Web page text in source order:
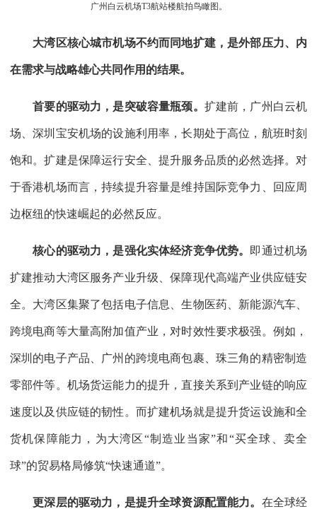
广州白云机场T3航站楼航拍鸟瞰图。
大湾区核心城市机场不约而同地扩建，是外部压力、内
在需求与战略雄心共同作用的结果。
首要的驱动力，是突破容量瓶颈。 扩建前，广州白云机
场、深圳宝安机场的设施利用率，长期处于高位，航班时刻
饱和。扩建是保障运行安全、提升服务品质的必然选择。对
于香港机场而言，持续提升容量是维持国际竞争力、回应周
边枢纽的快速崛起的必然反应。
核心的驱动力，是强化实体经济竞争优势。 即通过机场
扩建推动大湾区服务产业升级、保障现代高端产业供应链安
全。大湾区集聚了包括电子信息、生物医药、新能源汽车、
跨境电商等大量高附加值产业，对时效性要求极强。例如，
深圳的电子产品、广州的跨境电商包裹、珠三角的精密制造
零部件等。机场货运能力的提升，直接关系到产业链的响应
速度以及供应链的韧性。而扩建机场就是提升货运设施和全
货机保障能力，为大湾区“制造业当家”和“买全球、卖全
球”的贸易格局修筑“快速通道”。
更深层的驱动力，是提升全球资源配置能力。 在全球经